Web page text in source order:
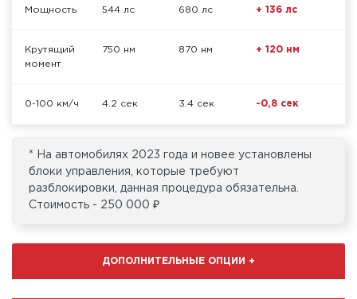
Мощность 544 лс 680 лс + 136 лс
Крутящий
момент
750 нм 870 нм + 120 нм
0-100 км/ч 4.2 сек 3.4 сек -0,8 сек
* На автомобилях 2023 года и новее установлены
блоки управления, которые требуют
разблокировки, данная процедура обязательна.
Стоимость - 250 000 ₽
ДОПОЛНИТЕЛЬНЫЕ ОПЦИИ +